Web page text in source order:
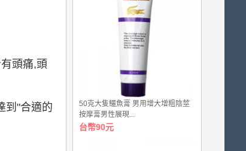
頭痛,頭
到"合適的
50克大隻鱷魚膏 男用增大增粗陰莖
按摩膏男性展現...
台幣90元